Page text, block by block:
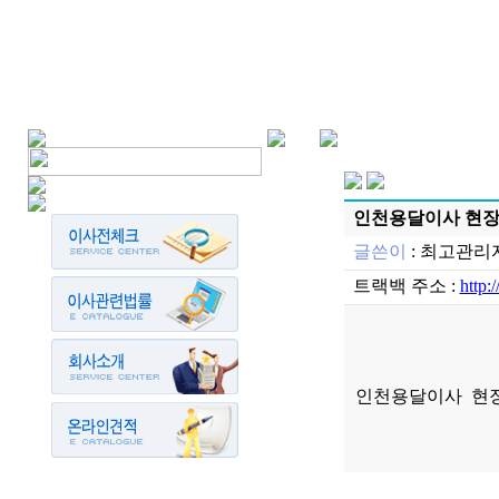
인천용달이사 현장
글쓴이
: 최고관리
트랙백 주소 :
인천용달이사 현